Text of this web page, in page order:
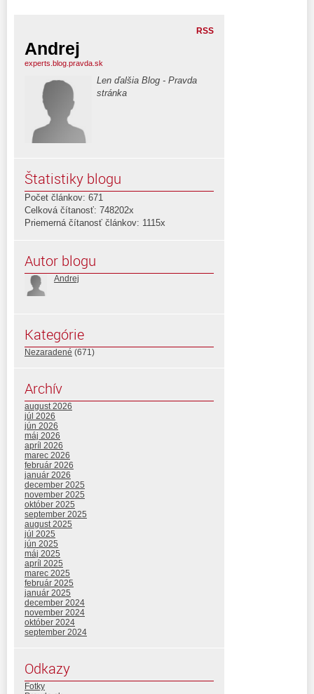
RSS
Andrej
experts.blog.pravda.sk
Len ďalšia Blog - Pravda
stránka
Štatistiky blogu
Počet článkov: 671
Celková čítanosť: 748202x
Priemerná čítanosť článkov: 1115x
Autor blogu
Andrej
Kategórie
Nezaradené (671)
Archív
august 2026
júl 2026
jún 2026
máj 2026
apríl 2026
marec 2026
február 2026
január 2026
december 2025
november 2025
október 2025
september 2025
august 2025
júl 2025
jún 2025
máj 2025
apríl 2025
marec 2025
február 2025
január 2025
december 2024
november 2024
október 2024
september 2024
Odkazy
Fotky